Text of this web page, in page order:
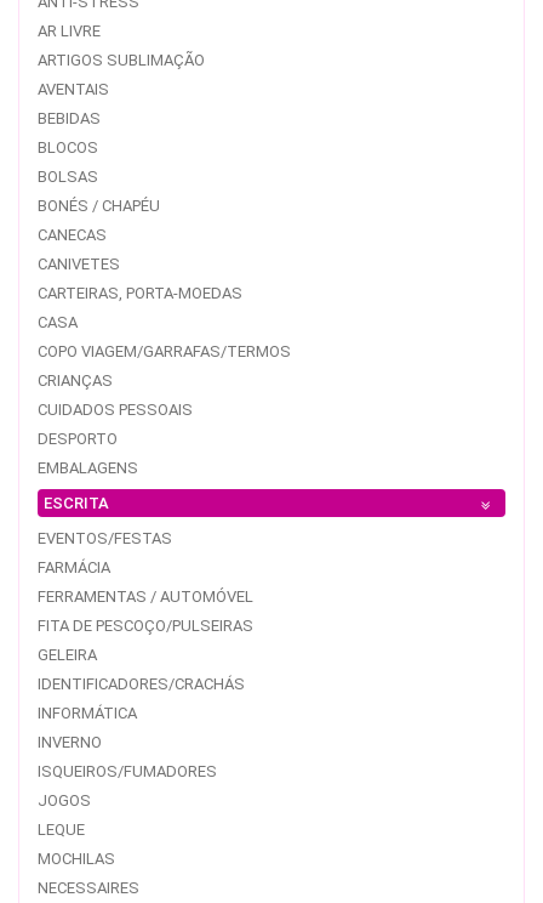
AR LIVRE
ARTIGOS SUBLIMAÇÃO
AVENTAIS
BEBIDAS
BLOCOS
BOLSAS
BONÉS / CHAPÉU
CANECAS
CANIVETES
CARTEIRAS, PORTA-MOEDAS
CASA
COPO VIAGEM/GARRAFAS/TERMOS
CRIANÇAS
CUIDADOS PESSOAIS
DESPORTO
EMBALAGENS
ESCRITA
EVENTOS/FESTAS
FARMÁCIA
FERRAMENTAS / AUTOMÓVEL
FITA DE PESCOÇO/PULSEIRAS
GELEIRA
IDENTIFICADORES/CRACHÁS
INFORMÁTICA
INVERNO
ISQUEIROS/FUMADORES
JOGOS
LEQUE
MOCHILAS
NECESSAIRES